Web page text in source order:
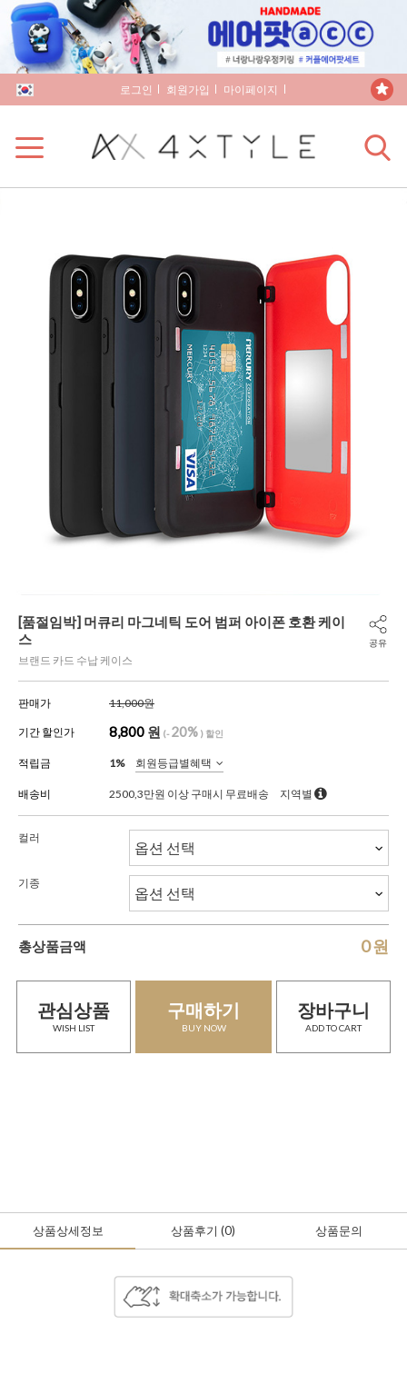
로그인 회원가입 마이페이지
[품절임박] 머큐리 마그네틱 도어 범퍼 아이폰 호환 케이
스
브랜드 카드 수납 케이스
공유
판매가 11,000원
기간 할인가 8,800 원 (-20% ) 할인
적립금 1% 회원등급별혜택
배송비 2500,3만원 이상 구매시 무료배송 지역별
컬러
기종
총상품금액 0원
관심상품
WISH LIST
구매하기
BUY NOW
장바구니
ADD TO CART
상품상세정보 상품후기 (0) 상품문의